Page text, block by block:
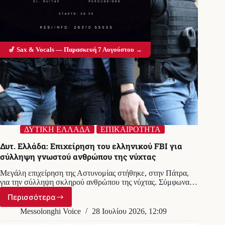
ΔΥΤΙΚΗ ΕΛΛΑΔΑ ΕΠΙΚΑΙΡΟΤΗΤΑ
Δυτ. Ελλάδα: Επιχείρηση του ελληνικού FBI για
σύλληψη γνωστού ανθρώπου της νύχτας
Μεγάλη επιχείρηση της Αστυνομίας στήθηκε, στην Πάτρα,
για την σύλληψη σκληρού ανθρώπου της νύχτας. Σύμφωνα…
Περισσότερα
Δυτ.
Ελλάδα:
Messolonghi Voice 28 Ιουλίου 2026, 12:09
🎷 Sax & Vocals — Παρασκευή 7 Αυγούστου →